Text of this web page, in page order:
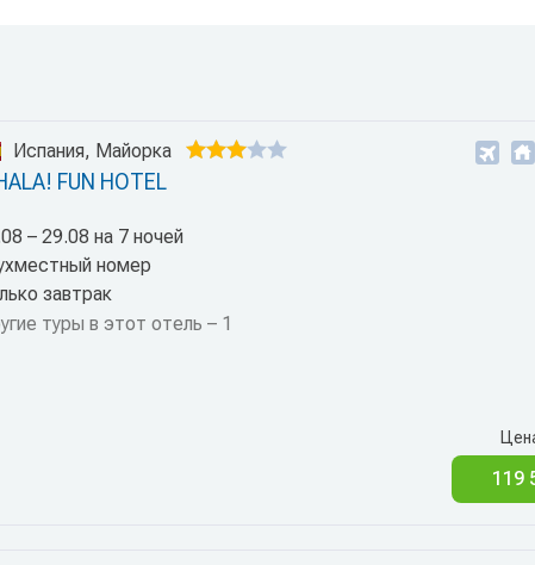
Испания, Майорка
FUN HOTEL
– 29.08 на 7 ночей
номер
завтрак
туры в этот отель – 1
119